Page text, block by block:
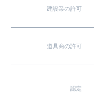
建設業の許可
道具商の許可
認定